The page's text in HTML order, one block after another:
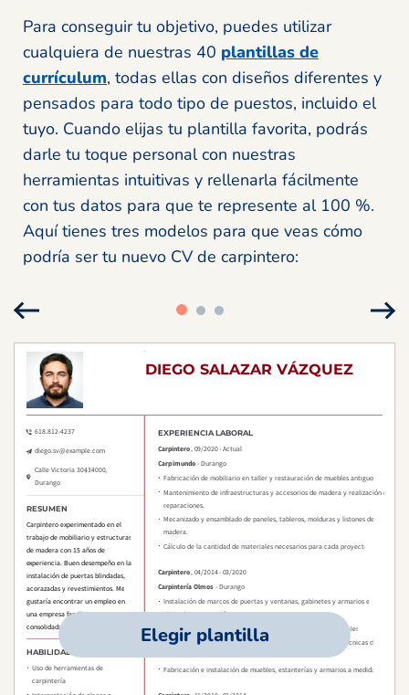
Para conseguir tu objetivo, puedes utilizar
cualquiera de nuestras 40 plantillas de
currículum, todas ellas con diseños diferentes y
pensados para todo tipo de puestos, incluido el
tuyo. Cuando elijas tu plantilla favorita, podrás
darle tu toque personal con nuestras
herramientas intuitivas y rellenarla fácilmente
con tus datos para que te represente al 100 %.
Aquí tienes tres modelos para que veas cómo
podría ser tu nuevo CV de carpintero:
Elegir plantilla